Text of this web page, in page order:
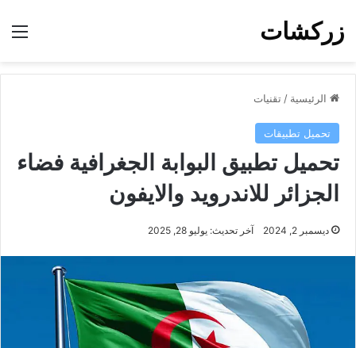
زركشات
الرئيسية / تقنيات
تحميل تطبيقات
تحميل تطبيق البوابة الجغرافية فضاء
الجزائر للاندرويد والايفون
ديسمبر 2, 2024 آخر تحديث: يوليو 28, 2025